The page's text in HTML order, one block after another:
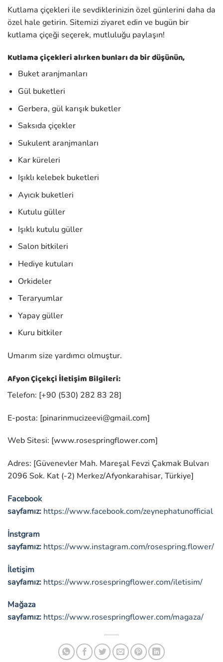
Kutlama çiçekleri ile sevdiklerinizin özel günlerini daha da
özel hale getirin. Sitemizi ziyaret edin ve bugün bir
kutlama çiçeği seçerek, mutluluğu paylaşın!
Kutlama çiçekleri alırken bunları da bir düşünün,
Buket aranjmanları
Gül buketleri
Gerbera, gül karışık buketler
Saksıda çiçekler
Sukulent aranjmanları
Kar küreleri
Işıklı kelebek buketleri
Ayıcık buketleri
Kutulu güller
Işıklı kutulu güller
Salon bitkileri
Hediye kutuları
Orkideler
Teraryumlar
Yapay güller
Kuru bitkiler
Umarım size yardımcı olmuştur.
Afyon Çiçekçi İletişim Bilgileri:
Telefon: [+90 (530) 282 83 28]
E-posta: [pinarinmucizeevi@gmail.com]
Web Sitesi: [www.rosespringflower.com]
Adres: [Güvenevler Mah. Mareşal Fevzi Çakmak Bulvarı
2096 Sok. Kat (-2) Merkez/Afyonkarahisar, Türkiye]
Facebook
sayfamız: https://www.facebook.com/zeynephatunofficial
İnstgram
sayfamız: https://www.instagram.com/rosespring.flower/
İletişim
sayfamız: https://www.rosespringflower.com/iletisim/
Mağaza
sayfamız: https://www.rosespringflower.com/magaza/